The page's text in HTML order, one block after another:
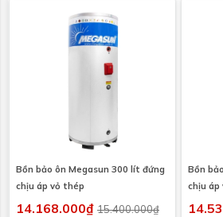
Bồn bảo ôn Megasun 300 lít đứng
chịu áp vỏ thép
14.168.000₫ 15.400.000₫
Bồn
chịu áp